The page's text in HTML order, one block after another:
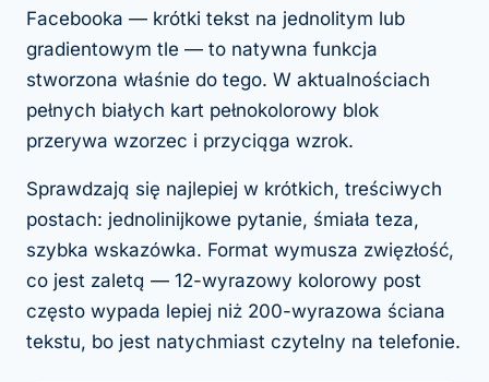
Facebooka — krótki tekst na jednolitym lub
gradientowym tle — to natywna funkcja
stworzona właśnie do tego. W aktualnościach
pełnych białych kart pełnokolorowy blok
przerywa wzorzec i przyciąga wzrok.
Sprawdzają się najlepiej w krótkich, treściwych
postach: jednolinijkowe pytanie, śmiała teza,
szybka wskazówka. Format wymusza zwięzłość,
co jest zaletą — 12-wyrazowy kolorowy post
często wypada lepiej niż 200-wyrazowa ściana
tekstu, bo jest natychmiast czytelny na telefonie.